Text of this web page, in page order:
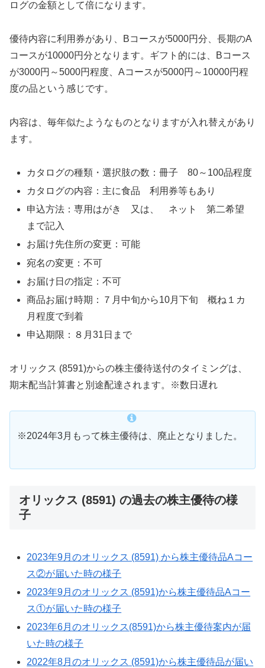
ログの金額として倍になります。
優待内容に利用券があり、Bコースが5000円分、長期のA
コースが10000円分となります。ギフト的には、Bコース
が3000円～5000円程度、Aコースが5000円～10000円程
度の品という感じです。
内容は、毎年似たようなものとなりますが入れ替えがあり
ます。
カタログの種類・選択肢の数：冊子 80～100品程度
カタログの内容：主に食品 利用券等もあり
申込方法：専用はがき 又は、 ネット 第二希望
まで記入
お届け先住所の変更：可能
宛名の変更：不可
お届け日の指定：不可
商品お届け時期：７月中旬から10月下旬 概ね１カ
月程度で到着
申込期限：８月31日まで
オリックス (8591)からの株主優待送付のタイミングは、
期末配当計算書と別途配達されます。※数日遅れ
※2024年3月もって株主優待は、廃止となりました。
オリックス (8591) の過去の株主優待の様
子
2023年9月のオリックス (8591) から株主優待品Aコー
ス②が届いた時の様子
2023年9月のオリックス (8591)から株主優待品Aコー
ス①が届いた時の様子
2023年6月のオリックス(8591)から株主優待案内が届
いた時の様子
2022年8月のオリックス (8591)から株主優待品が届い